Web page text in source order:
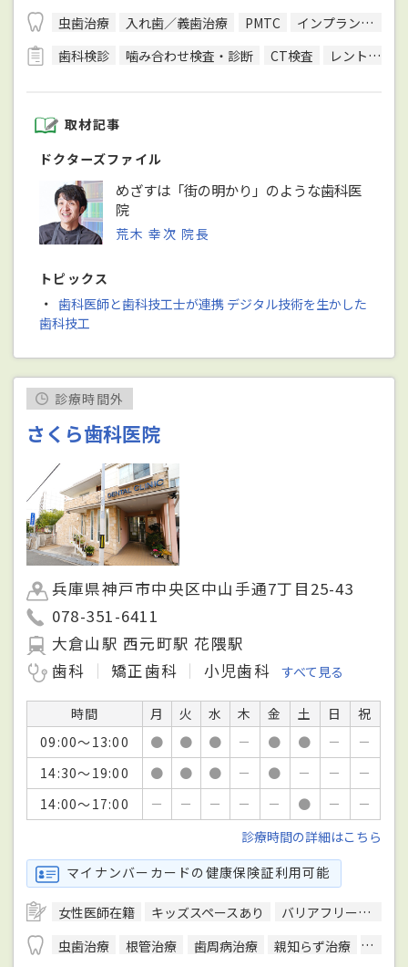
虫歯治療
入れ歯／義歯治療 PMTC
インプラント治療
歯科検診
噛み合わせ検査・診断 CT検査 レントゲン検査
取材記事
ドクターズファイル
めざすは「街の明かり」のような歯科医
院
荒木 幸次 院長
トピックス
・ 歯科医師と歯科技工士が連携 デジタル技術を生かした
歯科技工
診療時間外
さくら歯科医院
兵庫県神戸市中央区中山手通7丁目25-43
078-351-6411
大倉山駅 西元町駅 花隈駅
歯科
矯正歯科 小児歯科 すべて見る
時間 月 火 水 木 金 土 日
祝
09:00～13:00
● ● ● － ● ● －
－
14:30～19:00
● ● ● － ● － －
－
14:00～17:00
－ － － － － ● －
－
診療時間の詳細はこちら
マイナンバーカードの健康保険証利用可能
女性医師在籍 キッズスペースあり バリアフリー対応
虫歯治療
根管治療 歯周病治療 親知らず治療
顎関